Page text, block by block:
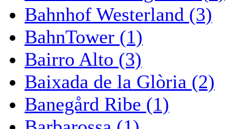
Bahnhof Westerland (3)
BahnTower (1)
Bairro Alto (3)
Baixada de la Glòria (2)
Banegård Ribe (1)